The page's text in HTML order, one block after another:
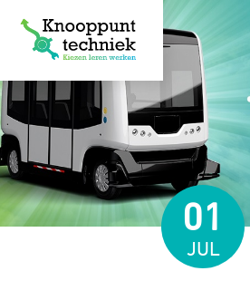
01
JUL